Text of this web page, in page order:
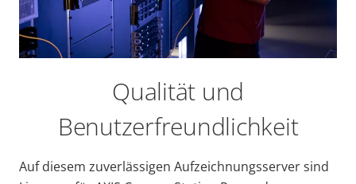
Qualität und
Benutzerfreundlichkeit
Auf diesem zuverlässigen Aufzeichnungsserver sind